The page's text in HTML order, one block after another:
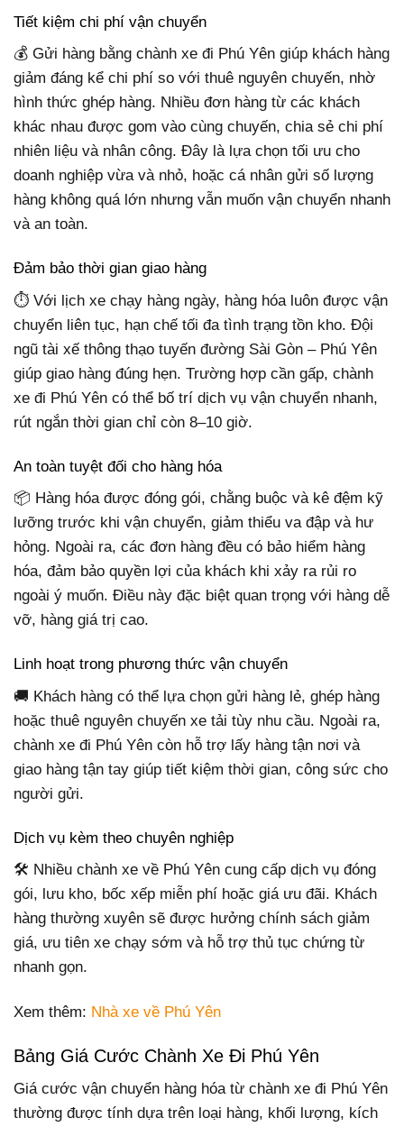
Tiết kiệm chi phí vận chuyển
💰 Gửi hàng bằng chành xe đi Phú Yên giúp khách hàng
giảm đáng kể chi phí so với thuê nguyên chuyến, nhờ
hình thức ghép hàng. Nhiều đơn hàng từ các khách
khác nhau được gom vào cùng chuyến, chia sẻ chi phí
nhiên liệu và nhân công. Đây là lựa chọn tối ưu cho
doanh nghiệp vừa và nhỏ, hoặc cá nhân gửi số lượng
hàng không quá lớn nhưng vẫn muốn vận chuyển nhanh
và an toàn.
Đảm bảo thời gian giao hàng
⏱ Với lịch xe chạy hàng ngày, hàng hóa luôn được vận
chuyển liên tục, hạn chế tối đa tình trạng tồn kho. Đội
ngũ tài xế thông thạo tuyến đường Sài Gòn – Phú Yên
giúp giao hàng đúng hẹn. Trường hợp cần gấp, chành
xe đi Phú Yên có thể bố trí dịch vụ vận chuyển nhanh,
rút ngắn thời gian chỉ còn 8–10 giờ.
An toàn tuyệt đối cho hàng hóa
📦 Hàng hóa được đóng gói, chằng buộc và kê đệm kỹ
lưỡng trước khi vận chuyển, giảm thiểu va đập và hư
hỏng. Ngoài ra, các đơn hàng đều có bảo hiểm hàng
hóa, đảm bảo quyền lợi của khách khi xảy ra rủi ro
ngoài ý muốn. Điều này đặc biệt quan trọng với hàng dễ
vỡ, hàng giá trị cao.
Linh hoạt trong phương thức vận chuyển
🚚 Khách hàng có thể lựa chọn gửi hàng lẻ, ghép hàng
hoặc thuê nguyên chuyến xe tải tùy nhu cầu. Ngoài ra,
chành xe đi Phú Yên còn hỗ trợ lấy hàng tận nơi và
giao hàng tận tay giúp tiết kiệm thời gian, công sức cho
người gửi.
Dịch vụ kèm theo chuyên nghiệp
🛠 Nhiều chành xe về Phú Yên cung cấp dịch vụ đóng
gói, lưu kho, bốc xếp miễn phí hoặc giá ưu đãi. Khách
hàng thường xuyên sẽ được hưởng chính sách giảm
giá, ưu tiên xe chạy sớm và hỗ trợ thủ tục chứng từ
nhanh gọn.
Xem thêm: Nhà xe về Phú Yên
Bảng Giá Cước Chành Xe Đi Phú Yên
Giá cước vận chuyển hàng hóa từ chành xe đi Phú Yên
thường được tính dựa trên loại hàng, khối lượng, kích